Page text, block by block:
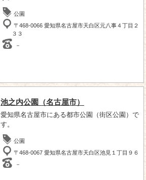
公園
〒468-0066 愛知県名古屋市天白区元八事４丁目２
３３
－
池之内公園（名古屋市）
愛知県名古屋市にある都市公園（街区公園）で
す。
公園
〒468-0067 愛知県名古屋市天白区池見１丁目９６
－